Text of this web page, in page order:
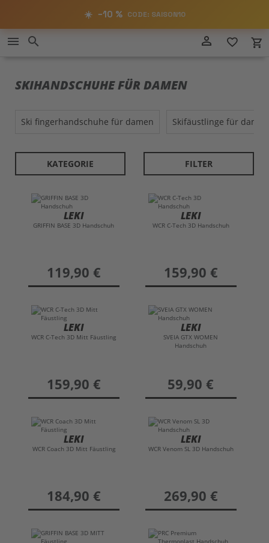
−10% RABATTAUF ALLES!
☀️ −10 % CODE: SAISON10
person_outline favorite_border local_grocery_store
menu search
SKIHANDSCHUHE FÜR DAMEN
ski fingerhandschuhe für damen skifäustlinge für damen
KATEGORIE FILTER
LEKI
GRIFFIN BASE 3D Handschuh
preis
119,90 €
LEKI
WCR C-Tech 3D Handschuh
preis
159,90 €
LEKI
WCR C-Tech 3D Mitt Fäustling
preis
159,90 €
LEKI
SVEIA GTX WOMEN
Handschuh
preis
59,90 €
LEKI
WCR Coach 3D Mitt Fäustling
preis
184,90 €
LEKI
WCR Venom SL 3D Handschuh
preis
269,90 €